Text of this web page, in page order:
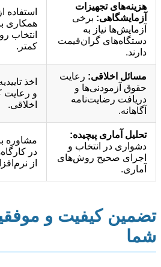
هزینه‌های تجهیزات
آزمایشگاهی: برخی
آزمایش‌ها نیاز به
دستگاه‌های گران‌قیمت
دارند.
استفاده
همکاری
انتخاب
کمتر.
مسائل اخلاقی: رعایت
حقوق آزمودنی‌ها و
دریافت رضایت‌نامه
آگاهانه.
اخذ
و رعایت
اخلاقی.
تحلیل آماری پیچیده:
دشواری در انتخاب و
اجرای صحیح روش‌های
آماری.
مشاوره
در
از
تضمین کیفیت و
شما